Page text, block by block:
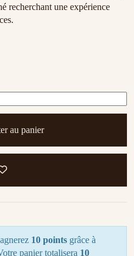
recherchant une expérience
au panier
10 points grâce à
panier totalisera 10